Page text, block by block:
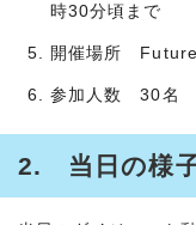
時30分頃まで
開催場所
参加人数 30名
2. 当日の様